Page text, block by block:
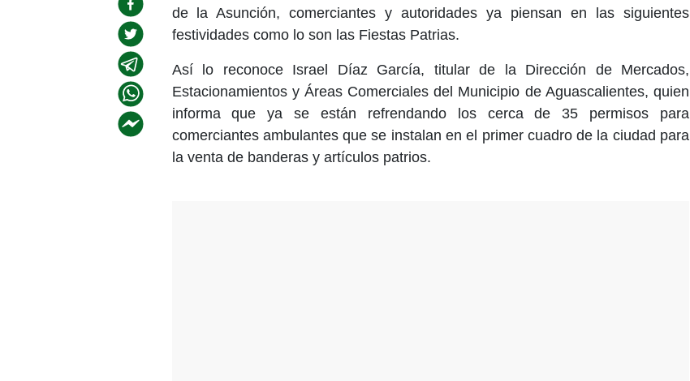
de la Asunción, comerciantes y autoridades ya piensan en las siguientes
festividades como lo son las Fiestas Patrias.
Así lo reconoce Israel Díaz García, titular de la Dirección de Mercados,
Estacionamientos y Áreas Comerciales del Municipio de Aguascalientes, quien
informa que ya se están refrendando los cerca de 35 permisos para
comerciantes ambulantes que se instalan en el primer cuadro de la ciudad para
la venta de banderas y artículos patrios.